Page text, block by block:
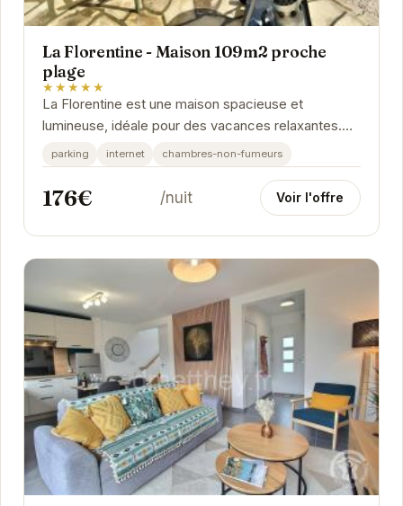
La Florentine - Maison 109m2 proche
plage
★★★★★
La Florentine est une maison spacieuse et
lumineuse, idéale pour des vacances relaxantes.
Proche de la plage, elle offre un accès facile aux...
parking internet chambres-non-fumeurs
176€ /nuit Voir l'offre